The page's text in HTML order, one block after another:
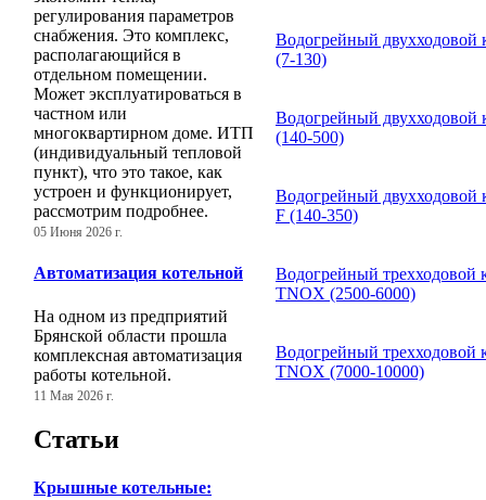
регулирования параметров
снабжения. Это комплекс,
располагающийся в
отдельном помещении.
Может эксплуатироваться в
частном или
многоквартирном доме. ИТП
(индивидуальный тепловой
пункт), что это такое, как
устроен и функционирует,
рассмотрим подробнее.
05 Июня 2026 г.
Автоматизация котельной
На одном из предприятий
Брянской области прошла
комплексная автоматизация
работы котельной.
11 Мая 2026 г.
Статьи
Крышные котельные:
Водогрейный двухходовой
(7-130)
Водогрейный двухходовой
(140-500)
Водогрейный двухходовой
F (140-350)
Водогрейный трехходовой
TNOX (2500-6000)
Водогрейный трехходовой
TNOX (7000-10000)